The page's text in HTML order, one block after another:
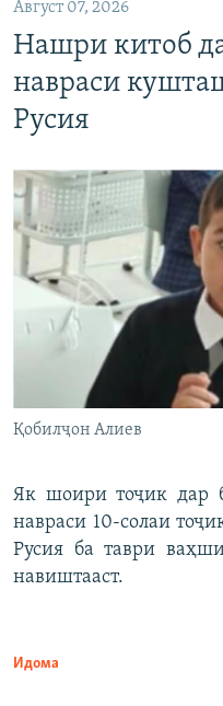
Август 07, 2026
Нашри китоб
навраси
Русия
Қобилҷон Алиев
Як шоири тоҷик дар
навраси 10-солаи
Русия ба таври
навиштааст.
Идома